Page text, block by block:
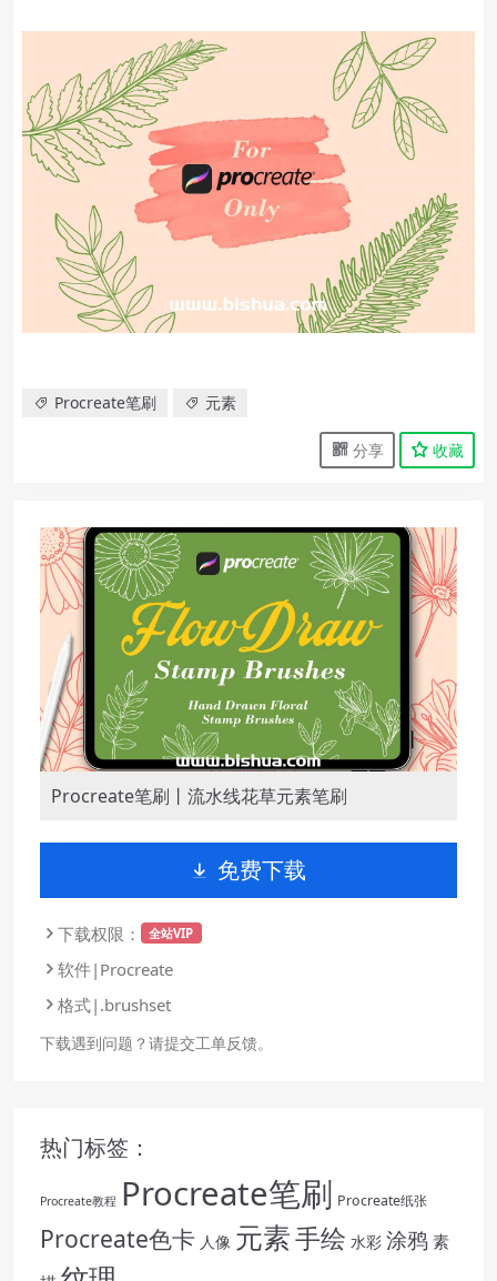
Procreate笔刷 元素
分享 收藏
Procreate笔刷丨流水线花草元素笔刷
免费下载
下载权限： 全站VIP
软件|Procreate
格式|.brushset
下载遇到问题？请提交工单反馈。
热门标签：
Procreate教程 Procreate笔刷 Procreate纸张
Procreate色卡 人像 元素手绘 水彩 涂鸦 素